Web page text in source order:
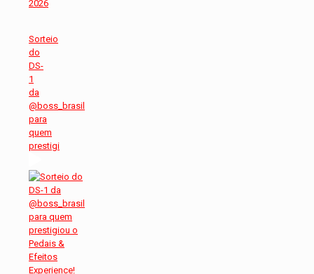
Sorteio
do
DS-
1
da
@boss_brasil
para
quem
prestigi